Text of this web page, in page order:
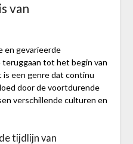
van
en gevarieerde
tot het begin van
is een genre dat continu
door de voortdurende
verschillende culturen en
tijdlijn van